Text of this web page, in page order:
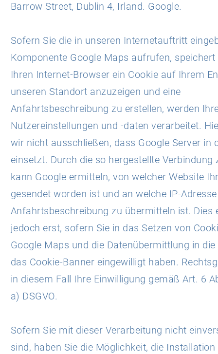
Barrow Street, Dublin 4, Irland. Google.
Sofern Sie die in unseren Internetauftritt
Komponente Google Maps aufrufen, speichert
Ihren Internet-Browser ein Cookie auf Ihrem
unseren Standort anzuzeigen und eine
Anfahrtsbeschreibung zu erstellen, werden
Nutzereinstellungen und -daten verarbeitet.
wir nicht ausschließen, dass Google Server in
einsetzt. Durch die so hergestellte Verbindung
kann Google ermitteln, von welcher Website
gesendet worden ist und an welche IP-
Anfahrtsbeschreibung zu übermitteln ist. Dies
jedoch erst, sofern Sie in das Setzen von
Google Maps und die Datenübermittlung in die
das Cookie-Banner eingewilligt haben.
in diesem Fall Ihre Einwilligung gemäß Art. 6
a) DSGVO.
Sofern Sie mit dieser Verarbeitung nicht
sind, haben Sie die Möglichkeit, die